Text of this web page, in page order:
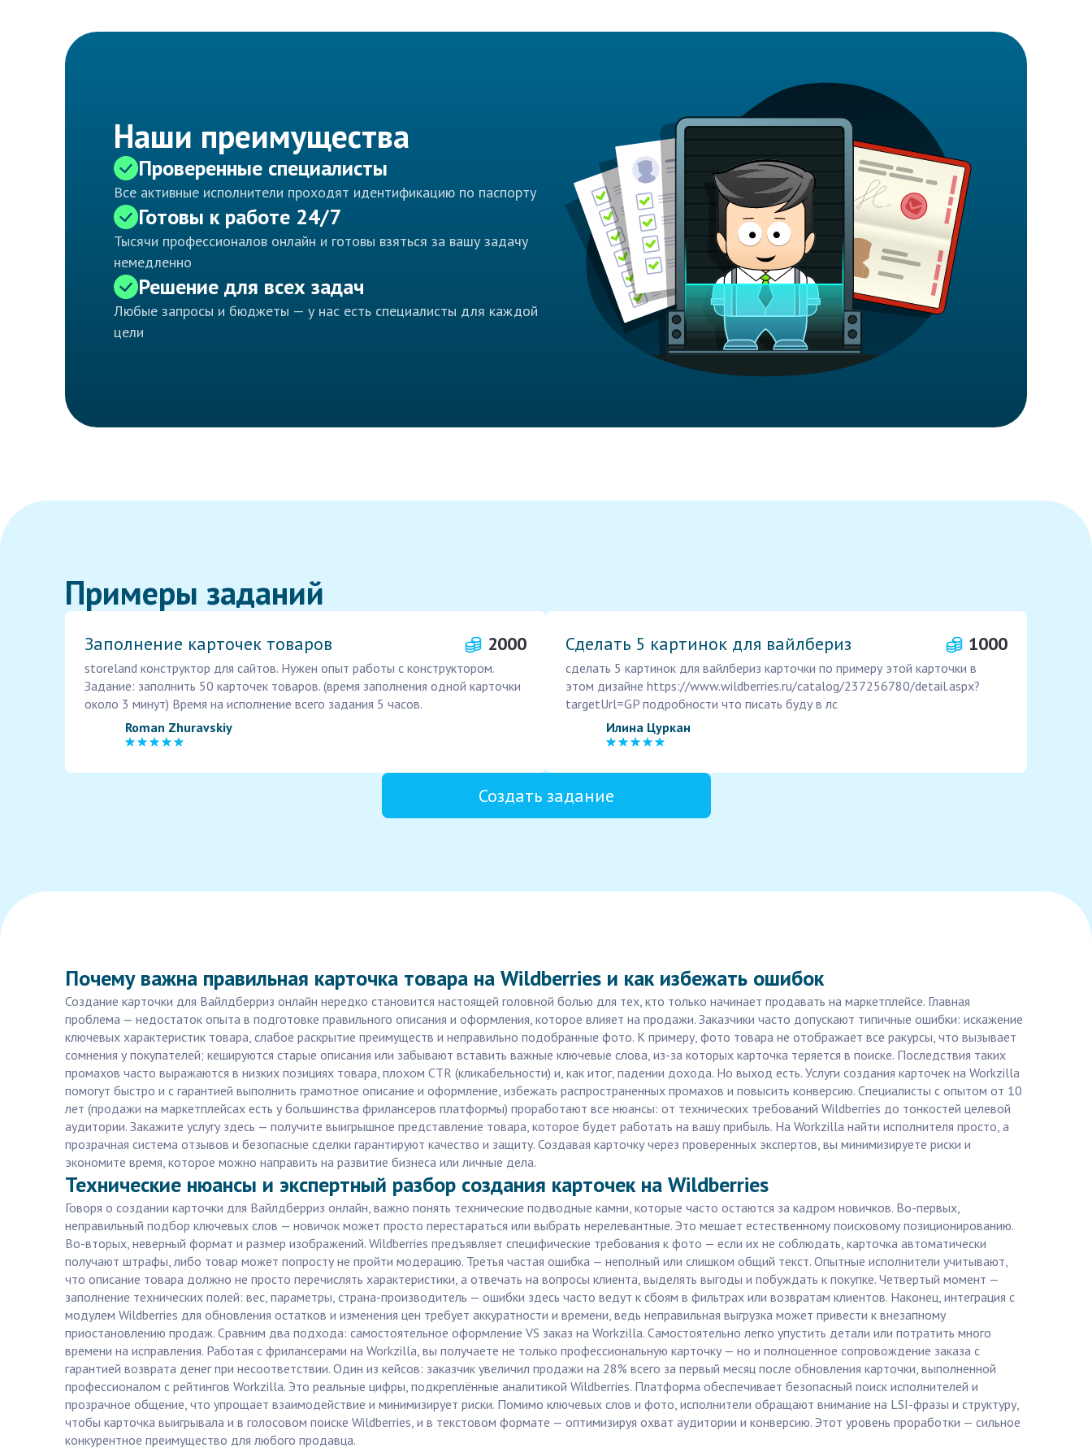
Наши преимущества
Проверенные специалисты
Все активные исполнители проходят идентификацию по паспорту
Готовы к работе 24/7
Тысячи профессионалов онлайн и готовы взяться за вашу задачу
немедленно
Решение для всех задач
Любые запросы и бюджеты — у нас есть специалисты для каждой
цели
Примеры заданий
Заполнение карточек товаров 2000
storeland конструктор для сайтов. Нужен опыт работы с конструктором.
Задание: заполнить 50 карточек товаров. (время заполнения одной карточки
около 3 минут) Время на исполнение всего задания 5 часов.
Roman Zhuravskiy
Сделать 5 картинок для вайлбериз 1000
сделать 5 картинок для вайлбериз карточки по примеру этой карточки в
этом дизайне https://www.wildberries.ru/catalog/237256780/detail.aspx?
targetUrl=GP подробности что писать буду в лс
Илина Цуркан
Создать задание
Почему важна правильная карточка товара на Wildberries и как избежать ошибок
Создание карточки для Вайлдберриз онлайн нередко становится настоящей головной болью для тех, кто только начинает продавать на маркетплейсе. Главная
проблема — недостаток опыта в подготовке правильного описания и оформления, которое влияет на продажи. Заказчики часто допускают типичные ошибки: искажение
ключевых характеристик товара, слабое раскрытие преимуществ и неправильно подобранные фото. К примеру, фото товара не отображает все ракурсы, что вызывает
сомнения у покупателей; кешируются старые описания или забывают вставить важные ключевые слова, из-за которых карточка теряется в поиске. Последствия таких
промахов часто выражаются в низких позициях товара, плохом CTR (кликабельности) и, как итог, падении дохода. Но выход есть. Услуги создания карточек на Workzilla
помогут быстро и с гарантией выполнить грамотное описание и оформление, избежать распространенных промахов и повысить конверсию. Специалисты с опытом от 10
лет (продажи на маркетплейсах есть у большинства фрилансеров платформы) проработают все нюансы: от технических требований Wildberries до тонкостей целевой
аудитории. Закажите услугу здесь — получите выигрышное представление товара, которое будет работать на вашу прибыль. На Workzilla найти исполнителя просто, а
прозрачная система отзывов и безопасные сделки гарантируют качество и защиту. Создавая карточку через проверенных экспертов, вы минимизируете риски и
экономите время, которое можно направить на развитие бизнеса или личные дела.
Технические нюансы и экспертный разбор создания карточек на Wildberries
Говоря о создании карточки для Вайлдберриз онлайн, важно понять технические подводные камни, которые часто остаются за кадром новичков. Во-первых,
неправильный подбор ключевых слов — новичок может просто перестараться или выбрать нерелевантные. Это мешает естественному поисковому позиционированию.
Во-вторых, неверный формат и размер изображений. Wildberries предъявляет специфические требования к фото — если их не соблюдать, карточка автоматически
получают штрафы, либо товар может попросту не пройти модерацию. Третья частая ошибка — неполный или слишком общий текст. Опытные исполнители учитывают,
что описание товара должно не просто перечислять характеристики, а отвечать на вопросы клиента, выделять выгоды и побуждать к покупке. Четвертый момент —
заполнение технических полей: вес, параметры, страна-производитель — ошибки здесь часто ведут к сбоям в фильтрах или возвратам клиентов. Наконец, интеграция с
модулем Wildberries для обновления остатков и изменения цен требует аккуратности и времени, ведь неправильная выгрузка может привести к внезапному
приостановлению продаж. Сравним два подхода: самостоятельное оформление VS заказ на Workzilla. Самостоятельно легко упустить детали или потратить много
времени на исправления. Работая с фрилансерами на Workzilla, вы получаете не только профессиональную карточку — но и полноценное сопровождение заказа с
гарантией возврата денег при несоответствии. Один из кейсов: заказчик увеличил продажи на 28% всего за первый месяц после обновления карточки, выполненной
профессионалом с рейтингов Workzilla. Это реальные цифры, подкреплённые аналитикой Wildberries. Платформа обеспечивает безопасный поиск исполнителей и
прозрачное общение, что упрощает взаимодействие и минимизирует риски. Помимо ключевых слов и фото, исполнители обращают внимание на LSI-фразы и структуру,
чтобы карточка выигрывала и в голосовом поиске Wildberries, и в текстовом формате — оптимизируя охват аудитории и конверсию. Этот уровень проработки — сильное
конкурентное преимущество для любого продавца.